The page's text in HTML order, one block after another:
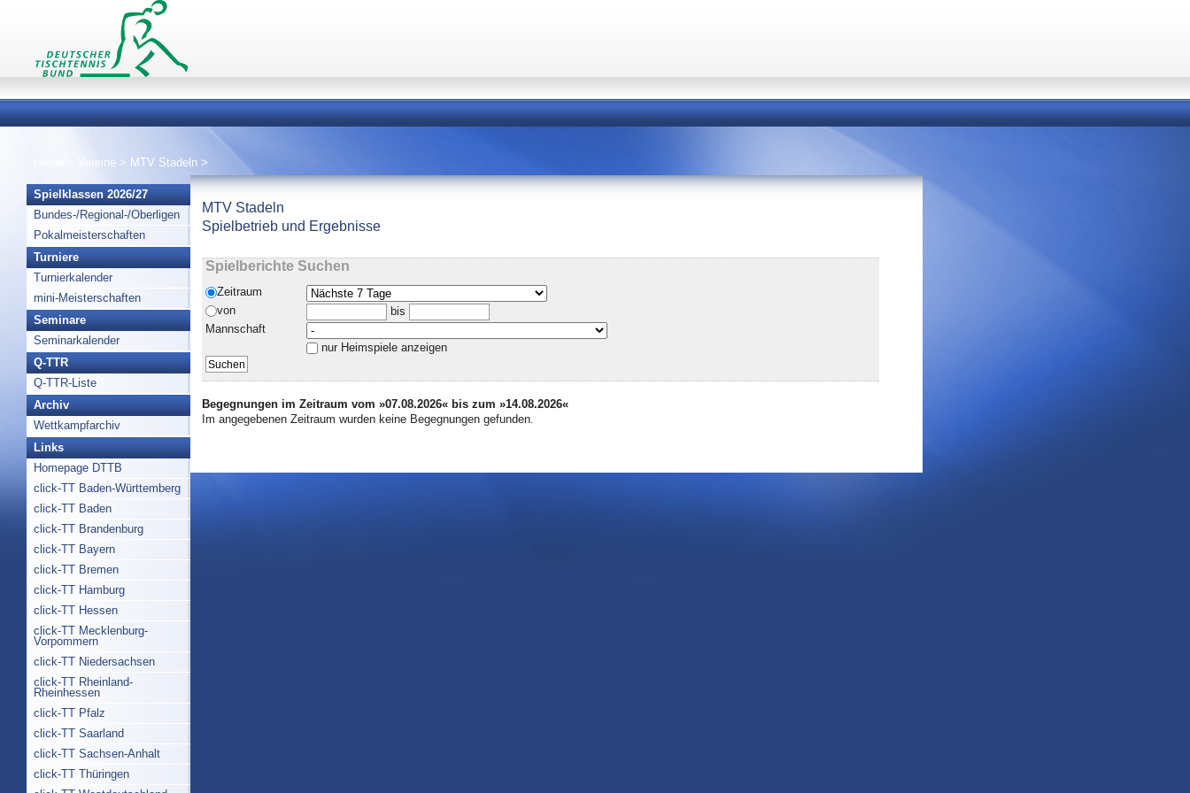
Vereine > MTV Stadeln >
Spielklassen 2026/27
Bundes-/Regional-/Oberligen
Pokalmeisterschaften
Turniere
Turnierkalender
mini-Meisterschaften
Seminare
Seminarkalender
Q-TTR
Q-TTR-Liste
Archiv
Wettkampfarchiv
Links
Homepage DTTB
click-TT Baden-Württemberg
click-TT Baden
click-TT Brandenburg
click-TT Bayern
click-TT Bremen
click-TT Hamburg
click-TT Hessen
click-TT Mecklenburg-
Vorpommern
click-TT Niedersachsen
click-TT Rheinland-
Rheinhessen
click-TT Pfalz
click-TT Saarland
click-TT Sachsen-Anhalt
click-TT Thüringen
MTV Stadeln
Spielbetrieb und Ergebnisse
Spielberichte Suchen
Zeitraum
von
bis
Mannschaft
nur Heimspiele anzeigen
Begegnungen im Zeitraum vom »07.08.2026« bis zum »14.08.2026«
Im angegebenen Zeitraum wurden keine Begegnungen gefunden.